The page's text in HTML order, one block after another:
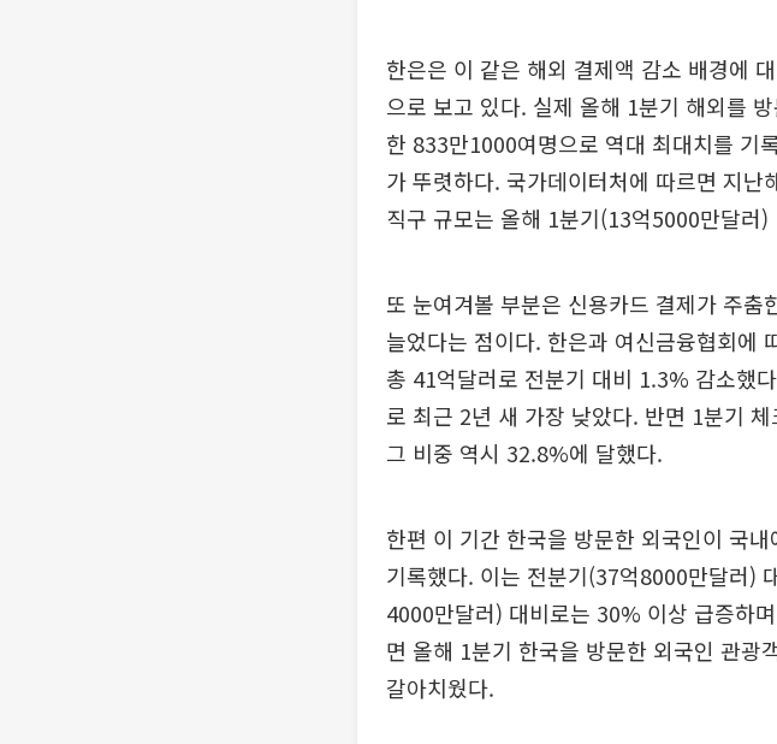
한은은 이 같은 해외 결제액 감소 배경에
으로 보고 있다. 실제 올해 1분기 해외를
한 833만1000여명으로 역대 최대치를 기
가 뚜렷하다. 국가데이터처에 따르면 지
직구 규모는 올해 1분기(13억5000만달러
또 눈여겨볼 부분은 신용카드 결제가 주
늘었다는 점이다. 한은과 여신금융협회에
총 41억달러로 전분기 대비 1.3% 감소했
로 최근 2년 새 가장 낮았다. 반면 1분기
그 비중 역시 32.8%에 달했다.
한편 이 기간 한국을 방문한 외국인이 국
기록했다. 이는 전분기(37억8000만달러)
4000만달러) 대비로는 30% 이상 급증하
면 올해 1분기 한국을 방문한 외국인 관광
갈아치웠다.